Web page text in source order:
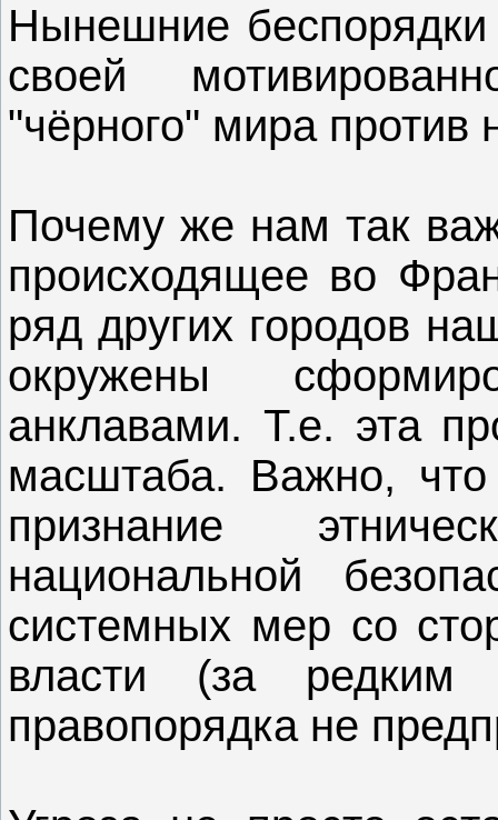
Нынешние
своей
"чёрного" мира против
Почему же нам так
происходящее во
ряд других городов
окружены
анклавами. Т.е. эта
масштаба. Важно,
признание
национальной
системных мер со
власти (за редким
правопорядка не